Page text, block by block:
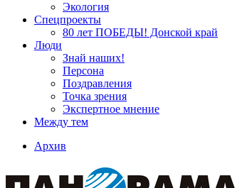
Экология
Спецпроекты
80 лет ПОБЕДЫ! Донской край
Люди
Знай наших!
Персона
Поздравления
Точка зрения
Экспертное мнение
Между тем
Архив